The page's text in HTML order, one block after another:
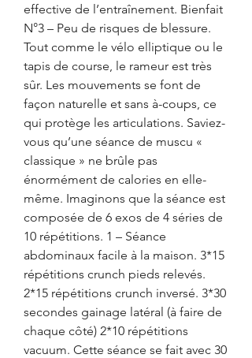
effective de l’entraînement. Bienfait
N°3 – Peu de risques de blessure.
Tout comme le vélo elliptique ou le
tapis de course, le rameur est très
sûr. Les mouvements se font de
façon naturelle et sans à-coups, ce
qui protège les articulations. Saviez-
vous qu’une séance de muscu «
classique » ne brûle pas
énormément de calories en elle-
même. Imaginons que la séance est
composée de 6 exos de 4 séries de
10 répétitions. 1 – Séance
abdominaux facile à la maison. 3*15
répétitions crunch pieds relevés.
2*15 répétitions crunch inversé. 3*30
secondes gainage latéral (à faire de
chaque côté) 2*10 répétitions
vacuum. Cette séance se fait avec 30